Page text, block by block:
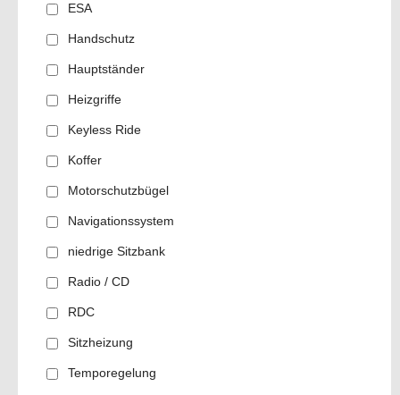
ESA
Handschutz
Hauptständer
Heizgriffe
Keyless Ride
Koffer
Motorschutzbügel
Navigationssystem
niedrige Sitzbank
Radio / CD
RDC
Sitzheizung
Temporegelung